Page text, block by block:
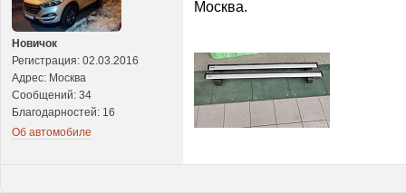
Новичок
Регистрация: 02.03.2016
Адрес: Москва
Сообщений: 34
Благодарностей: 16
Об автомобиле
Москва.